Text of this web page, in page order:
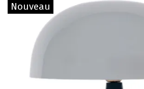
Nouveau